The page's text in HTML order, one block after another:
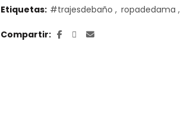
Etiquetas: #trajesdebaño , ropadedama ,
Compartir